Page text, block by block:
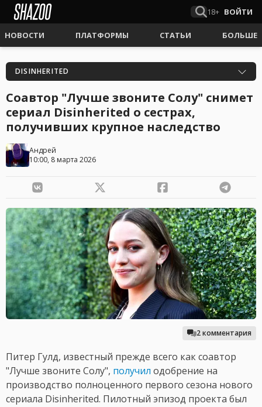
18+ ВОЙТИ
НОВОСТИ ПЛАТФОРМЫ СТАТЬИ БОЛЬШЕ
DISINHERITED
Соавтор "Лучше звоните Солу" снимет
сериал Disinherited о сестрах,
получивших крупное наследство
Андрей
10:00, 8 марта 2026
2 комментария
Питер Гулд, известный прежде всего как соавтор
"Лучше звоните Солу", получил одобрение на
производство полноценного первого сезона нового
сериала Disinherited. Пилотный эпизод проекта был